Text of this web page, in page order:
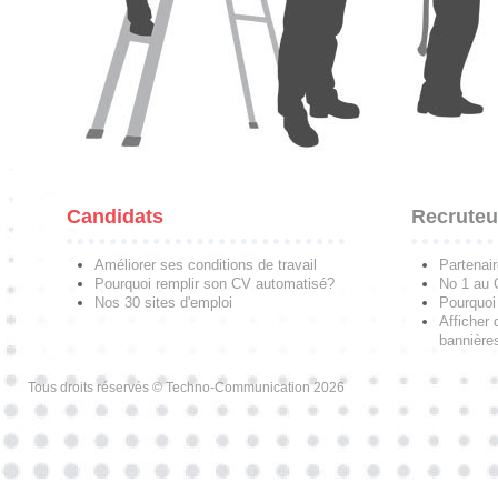
Candidats
Améliorer ses conditions de travail
Pourquoi remplir son CV automatisé?
Nos 30 sites d'emploi
No 1 au
Afficher
Tous droits réservés © Techno-Communication 2026